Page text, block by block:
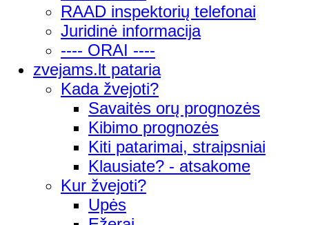
RAAD inspektorių telefonai
Juridinė informacija
---- ORAI ----
zvejams.lt pataria
Kada žvejoti?
Savaitės orų prognozės
Kibimo prognozės
Kiti patarimai, straipsniai
Klausiate? - atsakome
Kur žvejoti?
Upės